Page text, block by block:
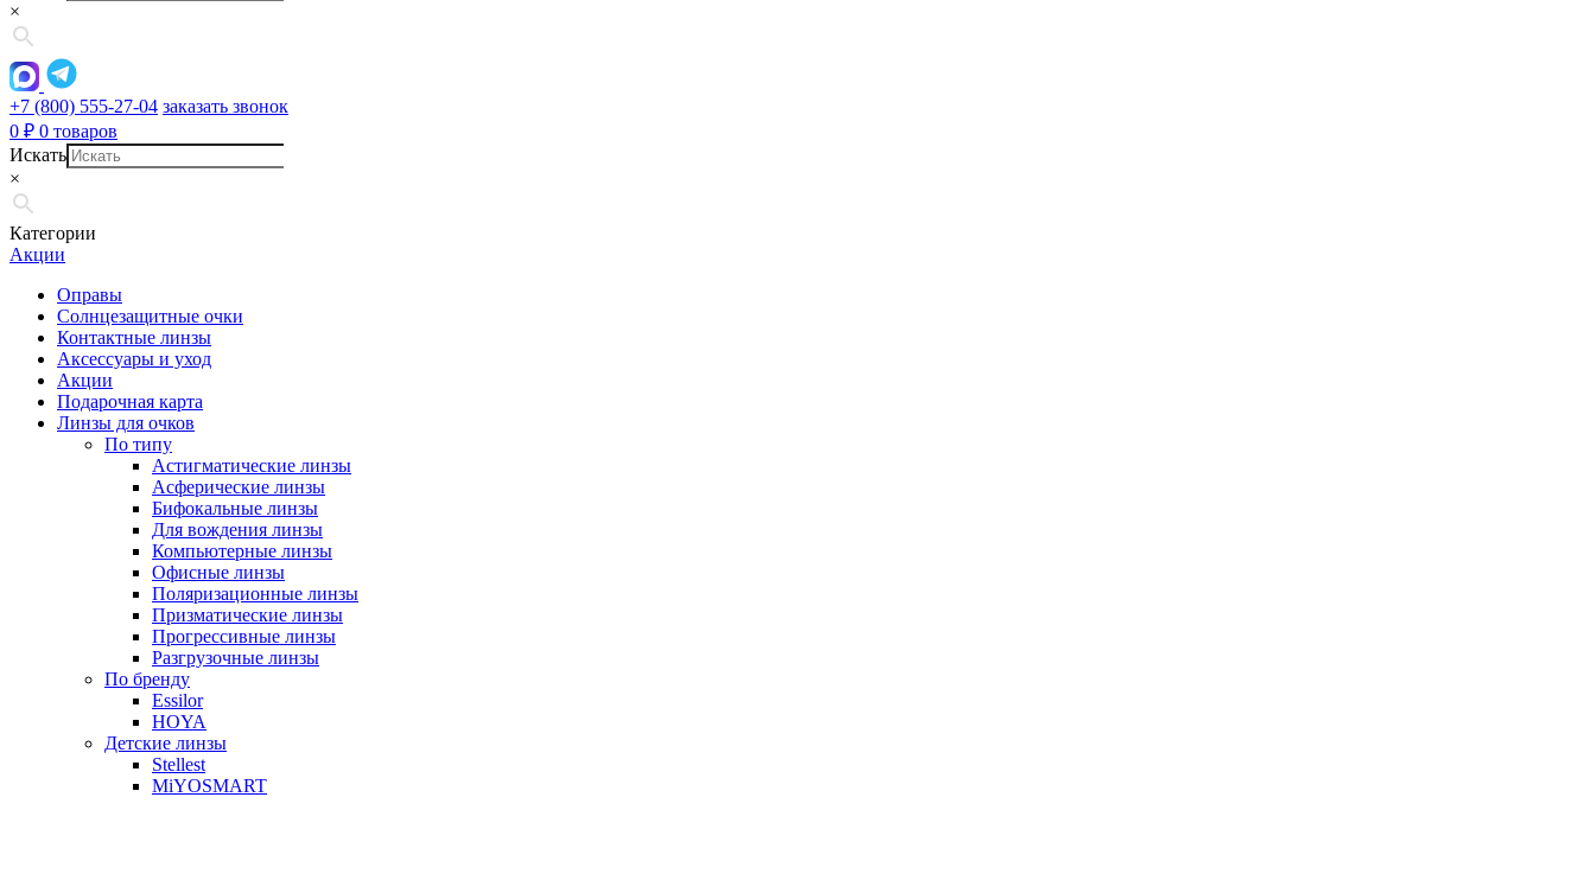
×
+7 (800) 555-27-04 заказать звонок
0 ₽ 0 товаров
Искать
×
Категории
Акции
Оправы
Солнцезащитные очки
Контактные линзы
Аксессуары и уход
Акции
Подарочная карта
Линзы для очков
По типу
Астигматические линзы
Асферические линзы
Бифокальные линзы
Для вождения линзы
Компьютерные линзы
Офисные линзы
Поляризационные линзы
Призматические линзы
Прогрессивные линзы
Разгрузочные линзы
По бренду
Essilor
HOYA
Детские линзы
Stellest
MiYOSMART